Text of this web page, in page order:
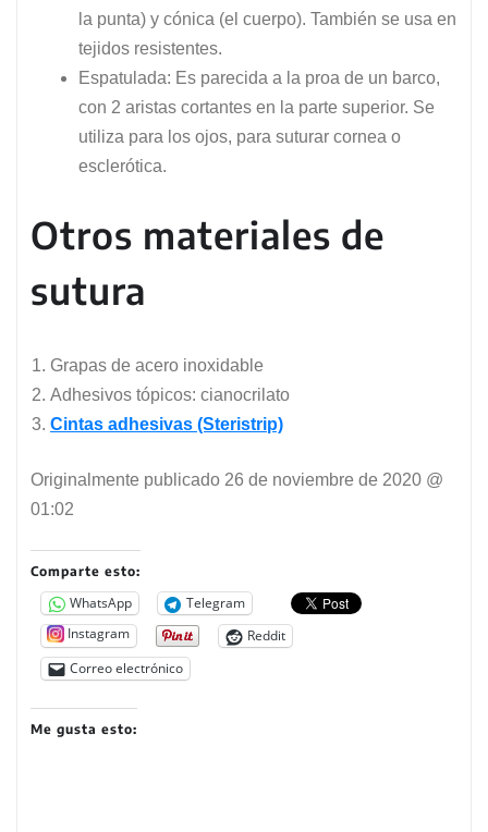
la punta) y cónica (el cuerpo). También se usa en
tejidos resistentes.
Espatulada: Es parecida a la proa de un barco,
con 2 aristas cortantes en la parte superior. Se
utiliza para los ojos, para suturar cornea o
esclerótica.
Otros materiales de
sutura
Grapas de acero inoxidable
Adhesivos tópicos: cianocrilato
Cintas adhesivas (Steristrip)
Originalmente publicado 26 de noviembre de 2020 @
01:02
Comparte esto:
WhatsApp
Telegram
Instagram
Reddit
Correo electrónico
Me gusta esto: